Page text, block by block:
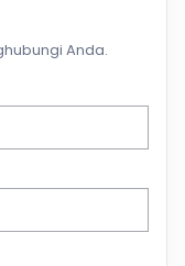
Anda.